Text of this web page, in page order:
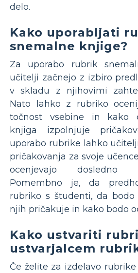
delo.
Kako uporabljati
snemalne knjige?
Za uporabo rubrik
učitelji začnejo z izbiro
v skladu z njihovimi
Nato lahko z rubriko
točnost vsebine in kako
knjiga izpolnjuje
uporabo rubrike lahko
pričakovanja za svoje
ocenjevajo dosledno
Pomembno je, da
rubriko s študenti, da bodo
njih pričakuje in kako bodo
Kako ustvariti
ustvarjalcem
Če želite za izdelavo